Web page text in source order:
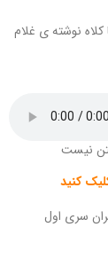
کلاه نوشته ی غلام
نیست
کنید